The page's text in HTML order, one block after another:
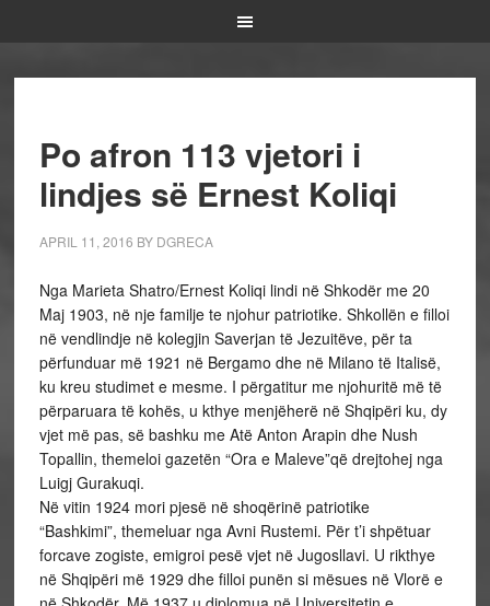
Po afron 113 vjetori i
lindjes së Ernest Koliqi
APRIL 11, 2016 BY DGRECA
Nga Marieta Shatro/Ernest Koliqi lindi në Shkodër me 20
Maj 1903, në nje familje te njohur patriotike. Shkollën e filloi
në vendlindje në kolegjin Saverjan të Jezuitëve, për ta
përfunduar më 1921 në Bergamo dhe në Milano të Italisë,
ku kreu studimet e mesme. I përgatitur me njohuritë më të
përparuara të kohës, u kthye menjëherë në Shqipëri ku, dy
vjet më pas, së bashku me Atë Anton Arapin dhe Nush
Topallin, themeloi gazetën “Ora e Maleve”që drejtohej nga
Luigj Gurakuqi.
Në vitin 1924 mori pjesë në shoqërinë patriotike
“Bashkimi”, themeluar nga Avni Rustemi. Për t’i shpëtuar
forcave zogiste, emigroi pesë vjet në Jugosllavi. U rikthye
në Shqipëri më 1929 dhe filloi punën si mësues në Vlorë e